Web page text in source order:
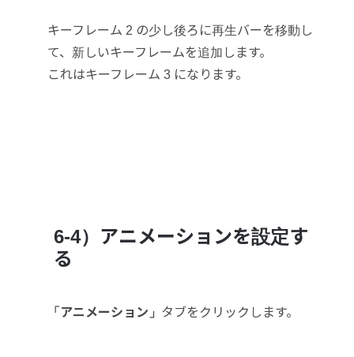
キーフレーム 2 の少し後ろに再生バーを移動し
て、新しいキーフレームを追加します。
これはキーフレーム 3 になります。
6-4）アニメーションを設定す
る
「アニメーション」 タブをクリックします。